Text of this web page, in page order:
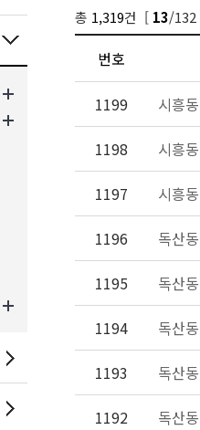
총 1,319건 [ 13/132
번호
1199 시흥
1198 시흥
1197 시흥
1196 독산
1195 독산
1194 독산
1193 독산
1192 독산